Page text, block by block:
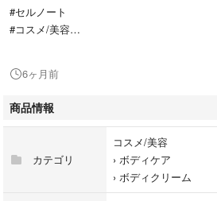
#セルノート
#コスメ/美容
6ヶ月前
商品情報
カテゴリ
コスメ/美容
› ボディケア
› ボディクリーム